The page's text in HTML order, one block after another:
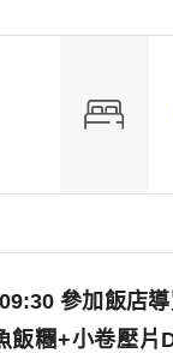
參加飯店
糰+小卷壓片